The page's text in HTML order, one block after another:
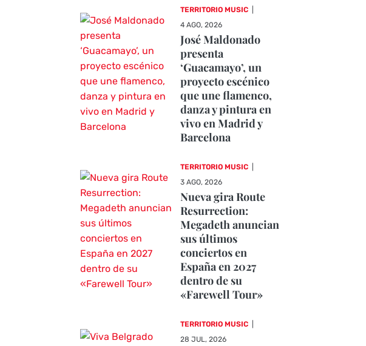
TERRITORIO MUSIC
4 AGO, 2026
José Maldonado
presenta
‘Guacamayo’, un
proyecto escénico
que une flamenco,
danza y pintura en
vivo en Madrid y
Barcelona
TERRITORIO MUSIC
3 AGO, 2026
Nueva gira Route
Resurrection:
Megadeth anuncian
sus últimos
conciertos en
España en 2027
dentro de su
«Farewell Tour»
TERRITORIO MUSIC
28 JUL, 2026